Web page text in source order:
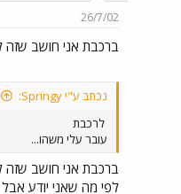
26/7/02
ברכבת אני חושב שזה
נכתב ע"י Springy:
לרכבת
עובר עלי משהו...
ברכבת אני חושב שזה
לפי מה שאני יודע